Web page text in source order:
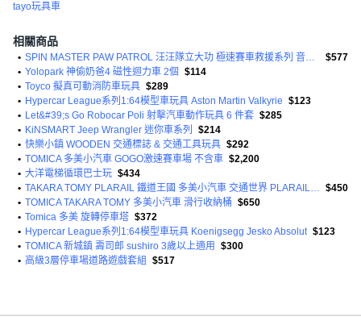
tayo玩具車
相關商品
• SPIN MASTER PAW PATROL 汪汪隊立大功 極速賽車救援系列 音效迴力車
$577
• Yolopark 神偷奶爸4 磁性迴力車 2個 $114
• Toyco 擬真可動消防車玩具 $289
• Hypercar League系列1:64模型車玩具 Aston Martin Valkyrie $123
• Let&#39;s Go Robocar Poli 射擊汽車動作玩具 6 件套 $285
• KiNSMART Jeep Wrangler 迷你車系列
$214
• 快樂小鎮 WOODEN 交通標誌 & 交通工具玩具 $292
• TOMICA 多美小汽車 GOGO激速賽車場 不含車 $2,200
• 大洋電梯循環巴士玩 $434
•
TAKARA TOMY PLARAIL 鐵道王國 多美小汽車 交通世界 PLARAIL 直線 曲線 起始軌道組 $450
• TOMICA TAKARA TOMY 多美小汽車 滑行收納桶 $650
• Tomica 多美 旋轉停車塔 $372
• Hypercar League系列1:64模型車玩具 Koenigsegg Jesko Absolut $123
• TOMICA 新城鎮 壽司郎 sushiro 3歲以上適用
$300
• 高級3層停車場道路遊戲套組 $517